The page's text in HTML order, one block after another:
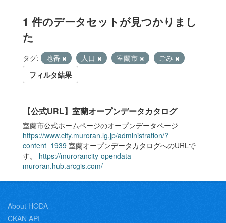
1 件のデータセットが見つかりまし
た
タグ: 地番 人口 室蘭市
ごみ
フィルタ結果
【公式URL】室蘭オープンデータカタログ
室蘭市公式ホームページのオープンデータページ
https://www.city.muroran.lg.jp/administration/?
content=1939 室蘭オープンデータカタログへのURLで
す。 https://murorancity-opendata-
muroran.hub.arcgis.com/
About HODA
CKAN API